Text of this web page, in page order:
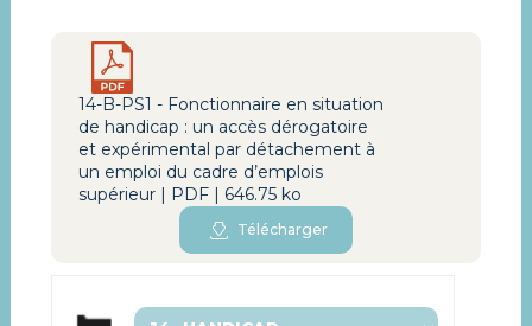
14-B-PS1 - Fonctionnaire en situation
de handicap : un accès dérogatoire
et expérimental par détachement à
un emploi du cadre d’emplois
supérieur | PDF | 646.75 ko
Télécharger